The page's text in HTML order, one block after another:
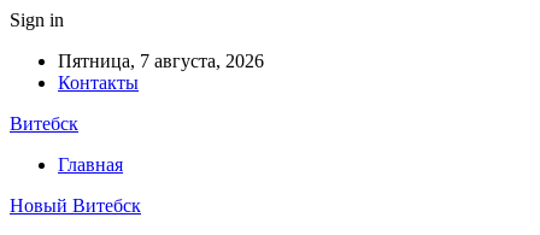
Sign in
Пятница, 7 августа, 2026
Контакты
Витебск
Главная
Новый Витебск